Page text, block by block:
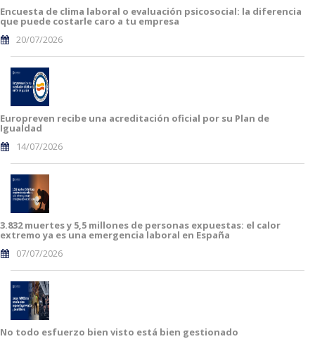
Encuesta de clima laboral o evaluación psicosocial: la diferencia
que puede costarle caro a tu empresa
20/07/2026
Europreven recibe una acreditación oficial por su Plan de
Igualdad
14/07/2026
3.832 muertes y 5,5 millones de personas expuestas: el calor
extremo ya es una emergencia laboral en España
07/07/2026
No todo esfuerzo bien visto está bien gestionado